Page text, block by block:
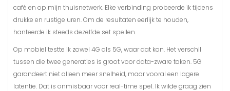
café en op mijn thuisnetwerk. Elke verbinding probeerde ik tijdens
drukke en rustige uren. Om de resultaten eerlijk te houden,
hanteerde ik steeds dezelfde set spellen.
Op mobiel testte ik zowel 4G als 5G, waar dat kon. Het verschil
tussen die twee generaties is groot voor data-zware taken. 5G
garandeert niet alleen meer snelheid, maar vooral een lagere
latentie. Dat is onmisbaar voor real-time spel. Ik wilde graag zien